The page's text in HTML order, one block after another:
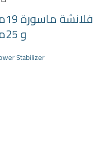
و 25مم
Stabilizer